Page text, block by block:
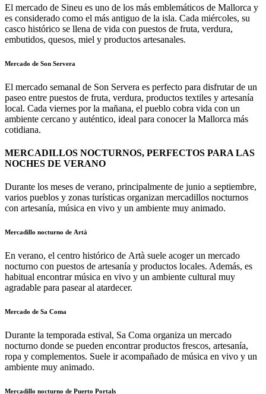
El mercado de Sineu es uno de los más emblemáticos de Mallorca y
es considerado como el más antiguo de la isla. Cada miércoles, su
casco histórico se llena de vida con puestos de fruta, verdura,
embutidos, quesos, miel y productos artesanales.
Mercado de Son Servera
El mercado semanal de Son Servera es perfecto para disfrutar de un
paseo entre puestos de fruta, verdura, productos textiles y artesanía
local. Cada viernes por la mañana, el pueblo cobra vida con un
ambiente cercano y auténtico, ideal para conocer la Mallorca más
cotidiana.
MERCADILLOS NOCTURNOS, PERFECTOS PARA LAS
NOCHES DE VERANO
Durante los meses de verano, principalmente de junio a septiembre,
varios pueblos y zonas turísticas organizan mercadillos nocturnos
con artesanía, música en vivo y un ambiente muy animado.
Mercadillo nocturno de Artà
En verano, el centro histórico de Artà suele acoger un mercado
nocturno con puestos de artesanía y productos locales. Además, es
habitual encontrar música en vivo y un ambiente cultural muy
agradable para pasear al atardecer.
Mercado de Sa Coma
Durante la temporada estival, Sa Coma organiza un mercado
nocturno donde se pueden encontrar productos frescos, artesanía,
ropa y complementos. Suele ir acompañado de música en vivo y un
ambiente muy animado.
Mercadillo nocturno de Puerto Portals